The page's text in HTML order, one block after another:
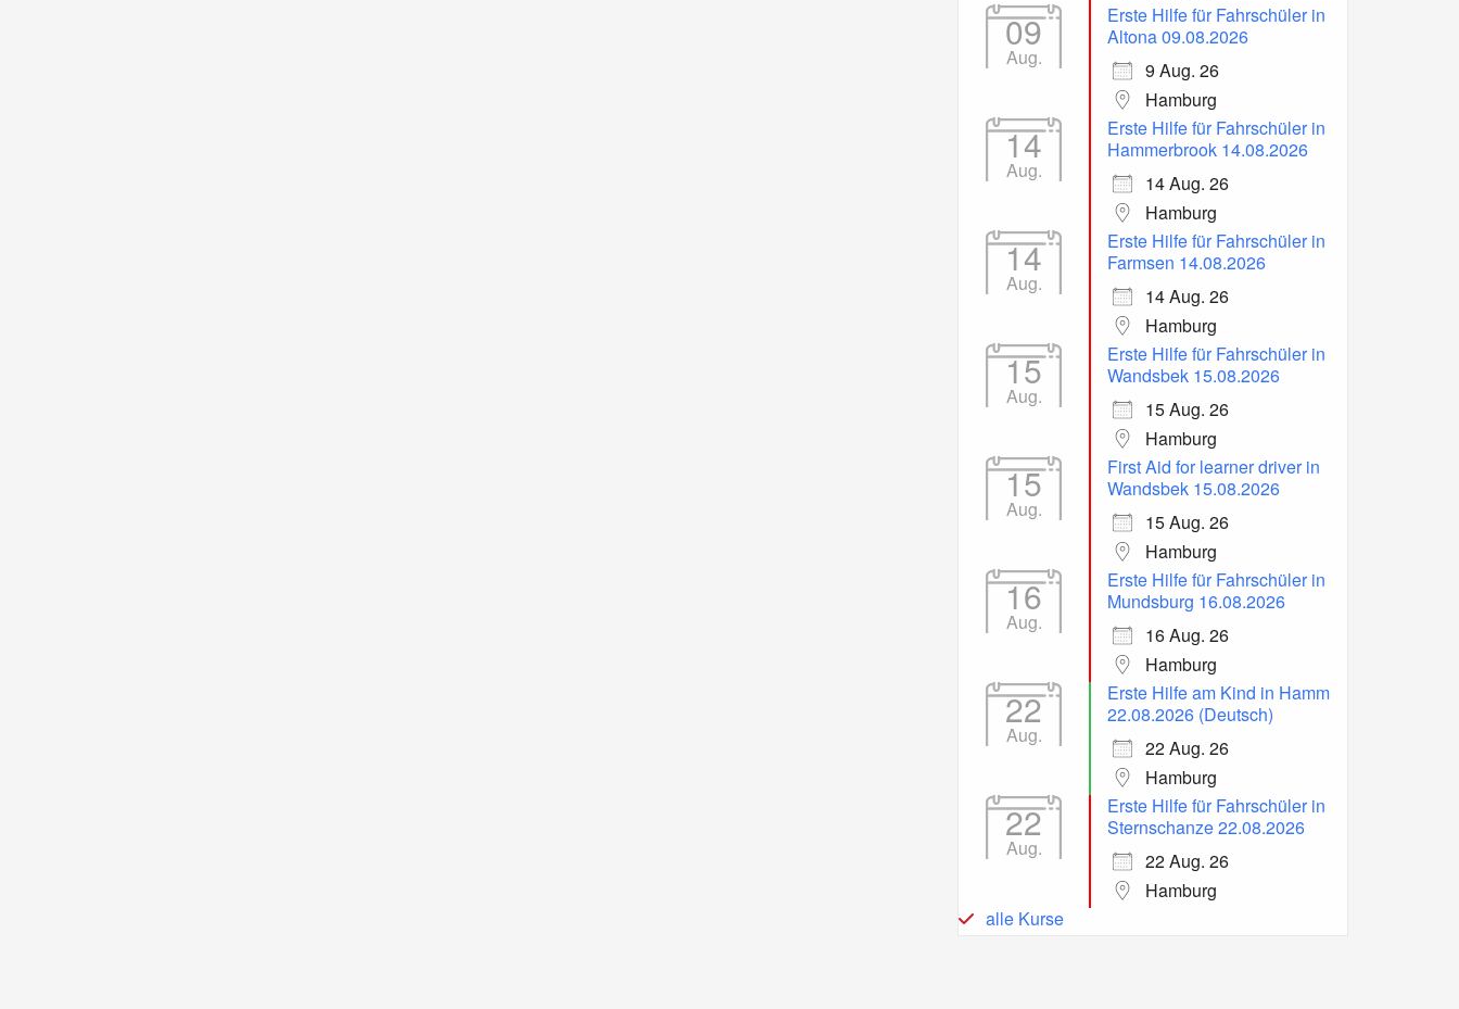
09
Aug.
Erste Hilfe für Fahrschüler in
Altona 09.08.2026
9 Aug. 26
Hamburg
14
Aug.
Erste Hilfe für Fahrschüler in
Hammerbrook 14.08.2026
14 Aug. 26
Hamburg
14
Aug.
Erste Hilfe für Fahrschüler in
Farmsen 14.08.2026
14 Aug. 26
Hamburg
15
Aug.
Erste Hilfe für Fahrschüler in
Wandsbek 15.08.2026
15 Aug. 26
Hamburg
15
Aug.
First Aid for learner driver in
Wandsbek 15.08.2026
15 Aug. 26
Hamburg
16
Aug.
Erste Hilfe für Fahrschüler in
Mundsburg 16.08.2026
16 Aug. 26
Hamburg
22
Aug.
Erste Hilfe am Kind in Hamm
22.08.2026 (Deutsch)
22 Aug. 26
Hamburg
22
Aug.
Erste Hilfe für Fahrschüler in
Sternschanze 22.08.2026
22 Aug. 26
Hamburg
alle Kurse